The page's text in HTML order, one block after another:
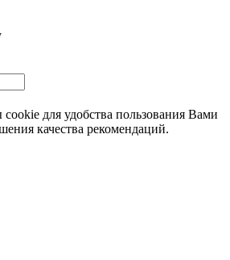
для удобства пользования Вами
качества рекомендаций.